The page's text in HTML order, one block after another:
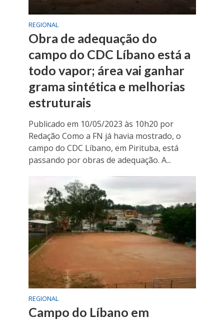
REGIONAL
Obra de adequação do
campo do CDC Líbano está a
todo vapor; área vai ganhar
grama sintética e melhorias
estruturais
Publicado em 10/05/2023 às 10h20 por
Redação Como a FN já havia mostrado, o
campo do CDC Líbano, em Pirituba, está
passando por obras de adequação. A...
REGIONAL
Campo do Líbano em